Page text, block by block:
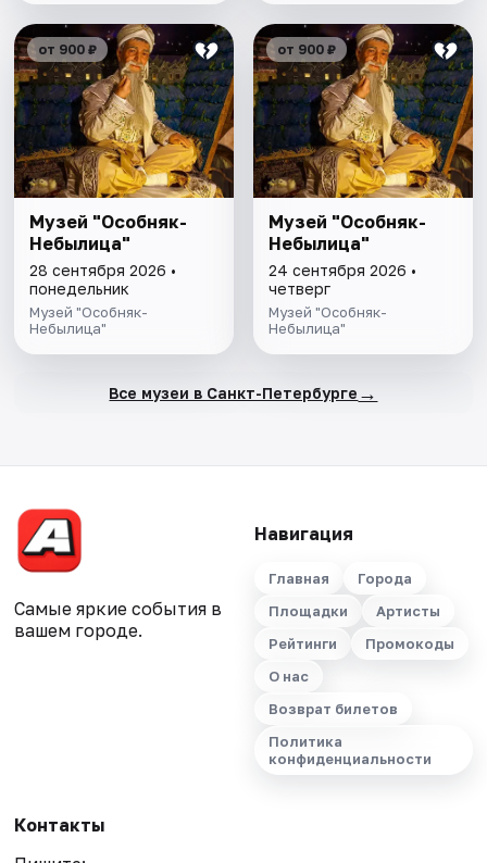
от 900 ₽
Музей "Особняк-
Небылица"
28 сентября 2026 •
понедельник
Музей "Особняк-
Небылица"
от 900 ₽
Музей "Особняк-
Небылица"
24 сентября 2026 •
четверг
Музей "Особняк-
Небылица"
Все музеи в Санкт-Петербурге →
Самые яркие события в
вашем городе.
Навигация
Главная
Города
Площадки
Артисты
Рейтинги
Промокоды
О нас
Возврат билетов
Политика
конфиденциальности
Контакты